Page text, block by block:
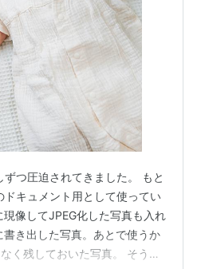
つ圧迫されてきました。 もと
キュメント用として使ってい
像してJPEG化した写真も入れ
き出した写真。あとで使うか
く残しておいた写真。 そうい